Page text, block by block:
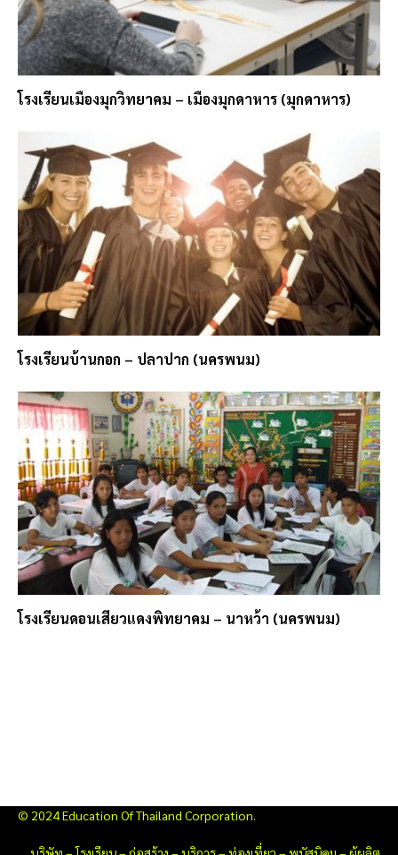
โรงเรียนเมืองมุกวิทยาคม – เมืองมุกดาหาร (มุกดาหาร)
โรงเรียนบ้านกอก – ปลาปาก (นครพนม)
โรงเรียนดอนเสียวแดงพิทยาคม – นาหว้า (นครพนม)
© 2024 Education Of Thailand Corporation.